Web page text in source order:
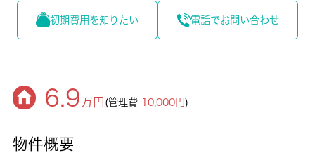
初期費用を知りたい 電話でお問い合わせ
6.9万円 (管理費 10,000円)
物件概要